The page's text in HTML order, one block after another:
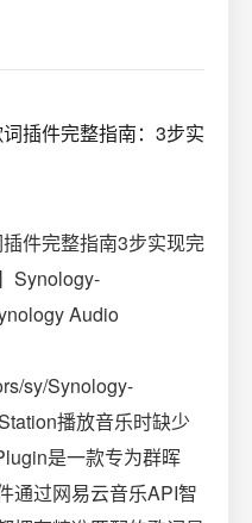
件完整指南3步实现完
Synology-
Audio
sy/Synology-
播放音乐时缺少
是一款专为群晖
通过网易云音乐API智